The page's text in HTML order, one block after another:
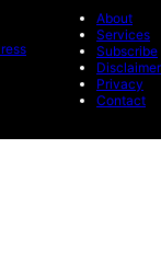
About
Services
Subscribe
Disclaimer
Privacy
Contact